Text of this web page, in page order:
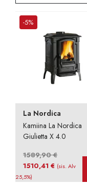
-5%
La Nordica
Kamiina La Nordica
Giulietta X 4.0
1589,90€
Alkuperäinen
hinta
1510,41€ Nykyinen
(sis. Alv
25,5%)